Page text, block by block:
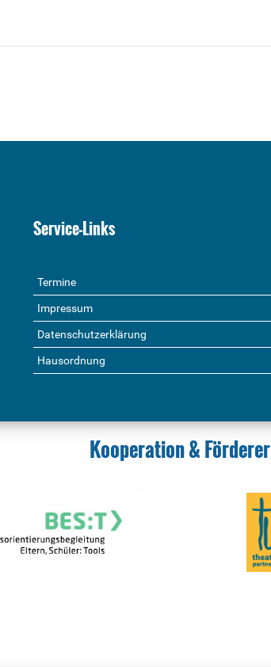
Service-Links
Termine
Impressum
Datenschutzerklärung
Hausordnung
Kooperation & Förderer